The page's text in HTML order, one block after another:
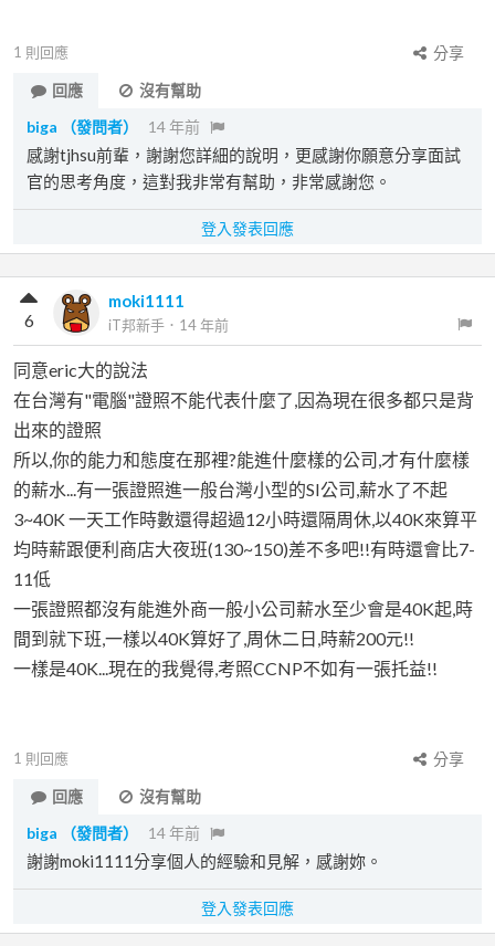
1 則回應
分享
回應
沒有幫助
biga
（發問者） 14 年前
感謝tjhsu前輩，謝謝您詳細的說明，更感謝你願意分享面試
官的思考角度，這對我非常有幫助，非常感謝您。
登入發表回應
moki1111
iT邦新手 ． 14 年前
6
同意eric大的說法
在台灣有"電腦"證照不能代表什麼了,因為現在很多都只是背
出來的證照
所以,你的能力和態度在那裡?能進什麼樣的公司,才有什麼樣
的薪水...有一張證照進一般台灣小型的SI公司,薪水了不起
3~40K 一天工作時數還得超過12小時還隔周休,以40K來算平
均時薪跟便利商店大夜班(130~150)差不多吧!!有時還會比7-
11低
一張證照都沒有能進外商一般小公司薪水至少會是40K起,時
間到就下班,一樣以40K算好了,周休二日,時薪200元!!
一樣是40K...現在的我覺得,考照CCNP不如有一張托益!!
1 則回應
分享
回應
沒有幫助
biga
（發問者） 14 年前
謝謝moki1111分享個人的經驗和見解，感謝妳。
登入發表回應